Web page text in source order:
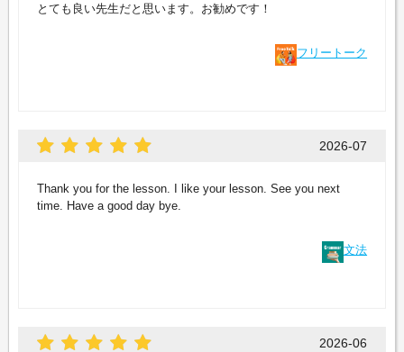
とても良い先生だと思います。お勧めです！
フリートーク
2026-07
Thank you for the lesson. I like your lesson. See you next
time. Have a good day bye.
文法
2026-06